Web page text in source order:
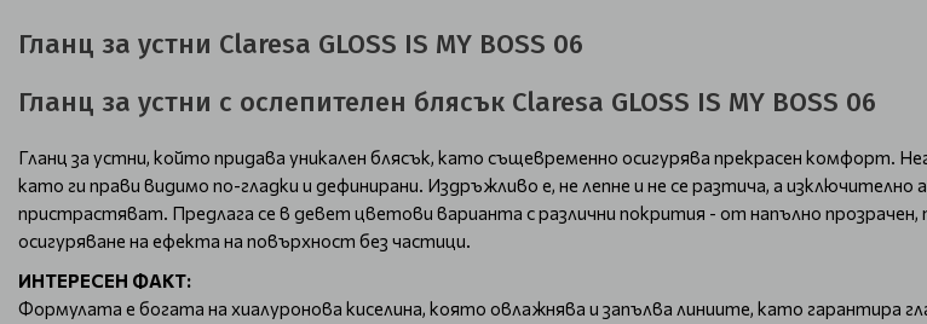
Гланц за устни Claresa GLOSS IS MY BOSS 06
Гланц за устни с ослепителен блясък Claresa GLOSS IS MY BOSS 06
Гланц за устни, който придава уникален блясък, като същевременно осигурява прекрасен комфорт.
като ги прави видимо по-гладки и дефинирани. Издръжливо е, не лепне и не се разтича, а
пристрастяват. Предлага се в девет цветови варианта с различни покрития - от напълно прозрачен,
осигуряване на ефекта на повърхност без частици.
ИНТЕРЕСЕН ФАКТ:
Формулата е богата на хиалуронова киселина, която овлажнява и запълва линиите, като гарантира